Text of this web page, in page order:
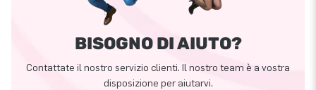
BISOGNO DI AIUTO?
Contattate il nostro servizio clienti. Il nostro team è a vostra
disposizione per aiutarvi.